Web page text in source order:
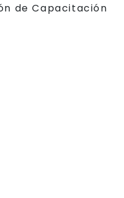
de Capacitación